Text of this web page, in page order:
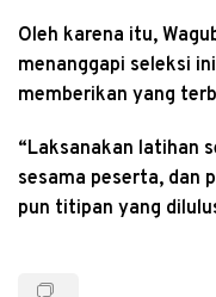
Oleh karena itu,
menanggapi seleksi
memberikan yang
“Laksanakan latihan
sesama peserta, dan
pun titipan yang